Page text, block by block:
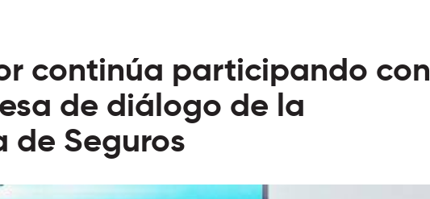
continúa participando con
de diálogo de la
de Seguros